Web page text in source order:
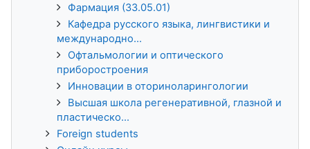
Фармация (33.05.01)
Кафедра русского языка, лингвистики и
международно...
Офтальмологии и оптического
приборостроения
Инновации в оториноларингологии
Высшая школа регенеративной, глазной и
пластическо...
Foreign students